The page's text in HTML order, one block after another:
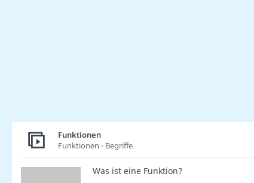
Funktionen
Funktionen - Begriffe
Was ist eine Funktion?